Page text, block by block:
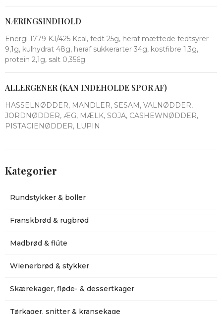
NÆRINGSINDHOLD
Energi 1779 KJ/425 Kcal, fedt 25g, heraf mættede fedtsyrer
9,1g, kulhydrat 48g, heraf sukkerarter 34g, kostfibre 1,3g,
protein 2,1g, salt 0,356g
ALLERGENER (KAN INDEHOLDE SPOR AF)
HASSELNØDDER, MANDLER, SESAM, VALNØDDER,
JORDNØDDER, ÆG, MÆLK, SOJA, CASHEWNØDDER,
PISTACIENØDDER, LUPIN
Kategorier
Rundstykker & boller
Franskbrød & rugbrød
Madbrød & flúte
Wienerbrød & stykker
Skærekager, fløde- & dessertkager
Tørkager, snitter & kransekage